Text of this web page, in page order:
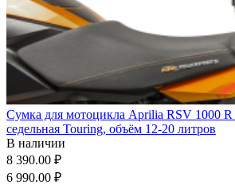
Сумка для мотоцикла Aprilia RSV 1000
седельная Touring, объём 12-20 литров
В наличии
8 390.00 ₽
6 990.00 ₽